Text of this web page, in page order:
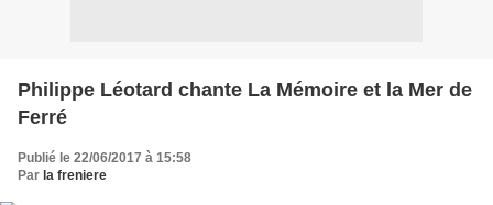
Philippe Léotard chante La Mémoire et la Mer de
Ferré
Publié le 22/06/2017 à 15:58
Par la freniere